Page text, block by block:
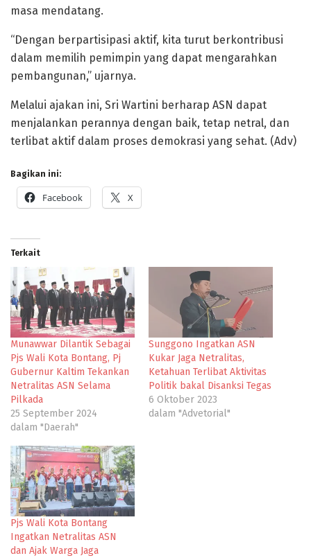
masa mendatang.
“Dengan berpartisipasi aktif, kita turut berkontribusi
dalam memilih pemimpin yang dapat mengarahkan
pembangunan,” ujarnya.
Melalui ajakan ini, Sri Wartini berharap ASN dapat
menjalankan perannya dengan baik, tetap netral, dan
terlibat aktif dalam proses demokrasi yang sehat. (Adv)
Bagikan ini:
Facebook X
Terkait
Munawwar Dilantik Sebagai
Pjs Wali Kota Bontang, Pj
Gubernur Kaltim Tekankan
Netralitas ASN Selama
Pilkada
25 September 2024
dalam "Daerah"
Sunggono Ingatkan ASN
Kukar Jaga Netralitas,
Ketahuan Terlibat Aktivitas
Politik bakal Disanksi Tegas
6 Oktober 2023
dalam "Advetorial"
Pjs Wali Kota Bontang
Ingatkan Netralitas ASN
dan Ajak Warga Jaga